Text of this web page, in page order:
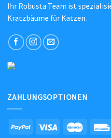
Ihr Robusta Team ist
Kratzbäume für Katzen.
ZAHLUNGSOPTIONEN